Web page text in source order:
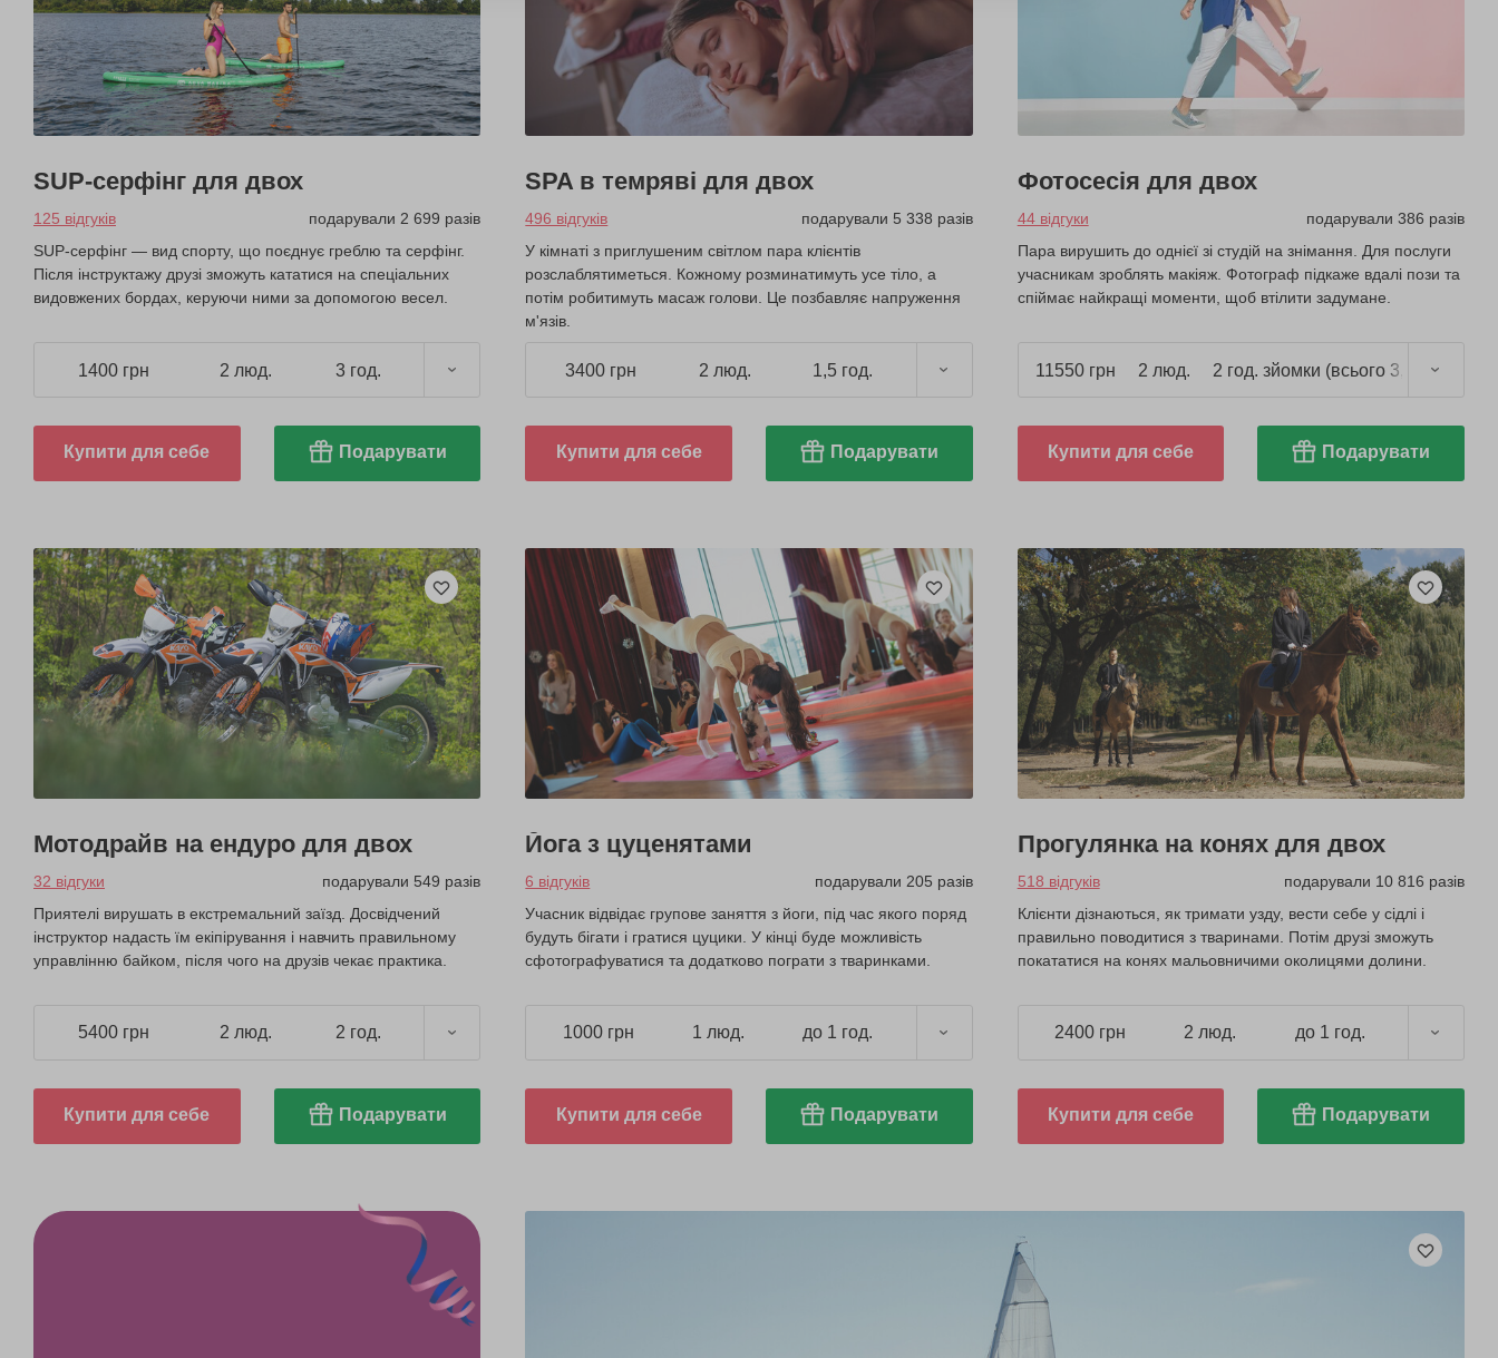
SUP-серфінг для двох
125 відгуків
подарували 2 699 разів
SUP-серфінг — вид спорту, що поєднує греблю та серфінг.
Після інструктажу друзі зможуть кататися на спеціальних
видовжених бордах, керуючи ними за допомогою весел.
1400 грн 2 люд. 3 год.
Купити для себе Подарувати
SPA в темряві для двох
496 відгуків
подарували 5 338 разів
У кімнаті з приглушеним світлом пара клієнтів
розслаблятиметься. Кожному розминатимуть усе тіло, а
потім робитимуть масаж голови. Це позбавляє напруження
м'язів.
3400 грн 2 люд. 1,5 год.
Купити для себе Подарувати
Фотосесія для двох
44 відгуки
подарували 386 разів
Пара вирушить до однієї зі студій на знімання. Для послуги
учасникам зроблять макіяж. Фотограф підкаже вдалі пози та
спіймає найкращі моменти, щоб втілити задумане.
11550 грн 2 люд. 2 год. зйомки (всього 3,5 год.)
Купити для себе Подарувати
Мотодрайв на ендуро для двох
32 відгуки
подарували 549 разів
Приятелі вирушать в екстремальний заїзд. Досвідчений
інструктор надасть їм екіпірування і навчить правильному
управлінню байком, після чого на друзів чекає практика.
5400 грн 2 люд. 2 год.
Купити для себе Подарувати
Йога з цуценятами
6 відгуків
подарували 205 разів
Учасник відвідає групове заняття з йоги, під час якого поряд
будуть бігати і гратися цуцики. У кінці буде можливість
сфотографуватися та додатково пограти з тваринками.
1000 грн 1 люд. до 1 год.
Купити для себе Подарувати
Прогулянка на конях для двох
518 відгуків
подарували 10 816 разів
Клієнти дізнаються, як тримати узду, вести себе у сідлі і
правильно поводитися з тваринами. Потім друзі зможуть
покататися на конях мальовничими околицями долини.
2400 грн 2 люд. до 1 год.
Купити для себе Подарувати